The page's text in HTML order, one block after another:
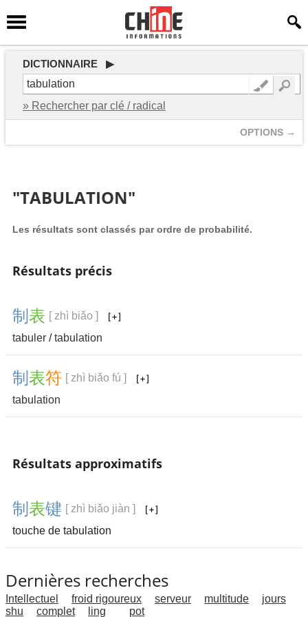
DICTIONNAIRE ▶
» Rechercher par clé / radical
OPTIONS →
"TABULATION"
Les résultats sont classés par ordre de probabilité.
Résultats précis
制 表 [ zhì biǎo ]
tabuler /tabulation
制 表符 [ zhì biǎo fú ]
tabulation
Résultats approximatifs
制 表键 [ zhì biǎo jiàn ]
touche de tabulation
Dernières recherches
Intellectuel froid rigoureux serveur multitude
jours
shu
complet ling pot